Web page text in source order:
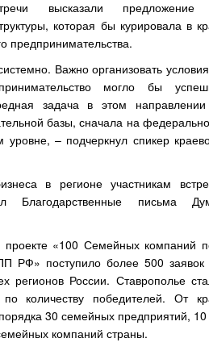
высказали
которая бы курировала в
предпринимательства.
Важно организовать
могло бы
задача в этом
базы, сначала на
– подчеркнул спикер
в регионе участникам
Благодарственные письма
проекте «100 Семейных компаний
РФ» поступило более 500 заявок
регионов России. Ставрополье
количеству победителей. От
30 семейных предприятий, 10
компаний страны.